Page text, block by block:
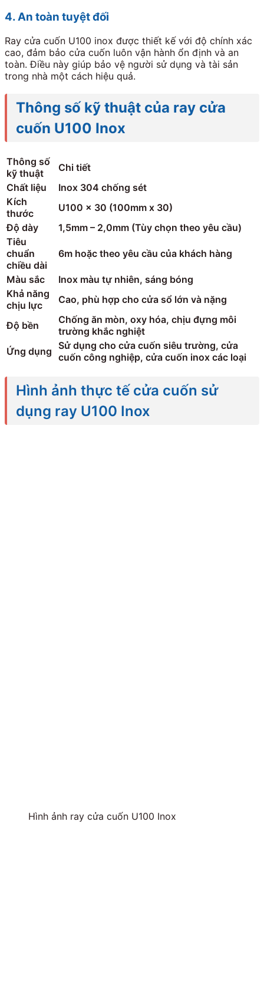
4. An toàn tuyệt đối
Ray cửa cuốn U100 inox được thiết kế với độ chính xác
cao, đảm bảo cửa cuốn luôn vận hành ổn định và an
toàn. Điều này giúp bảo vệ người sử dụng và tài sản
trong nhà một cách hiệu quả.
Thông số kỹ thuật của ray cửa
cuốn U100 Inox
Thông số
kỹ thuật
Chi tiết
Chất liệu
Inox 304 chống sét
Kích
thước
U100 x 30 (100mm x 30)
Độ dày
1,5mm – 2,0mm (Tùy chọn theo yêu cầu)
Tiêu
chuẩn
chiều dài
6m hoặc theo yêu cầu của khách hàng
Màu sắc
Inox màu tự nhiên, sáng bóng
Khả năng
chịu lực
Cao, phù hợp cho cửa sổ lớn và nặng
Độ bền
Chống ăn mòn, oxy hóa, chịu đựng môi
trường khắc nghiệt
Ứng dụng
Sử dụng cho cửa cuốn siêu trường, cửa
cuốn công nghiệp, cửa cuốn inox các loại
Hình ảnh thực tế cửa cuốn sử
dụng ray U100 Inox
Hình ảnh ray cửa cuốn U100 Inox